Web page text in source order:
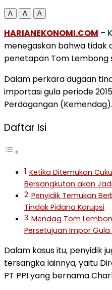
A A A
HARIANEKONOMI.COM –
menegaskan bahwa tidak
penetapan Tom Lembong
Dalam perkara dugaan
importasi gula periode
Perdagangan (Kemendag).
Daftar Isi
Ketika Ditemukan
Bersangkutan akan
Penyidik Temukan
Tindak Pidana Korupsi
Mendag Tom
Persetujuan Impor Gula
Dalam kasus itu, penyidik
tersangka lainnya, yaitu
PT PPI yang bernama